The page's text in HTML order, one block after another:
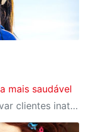
mais saudável
SESI-SP lança campanha para incentivar clientes inativos a retomarem a prática de atividades físicas, esporte e lazer com benefícios exclusivos